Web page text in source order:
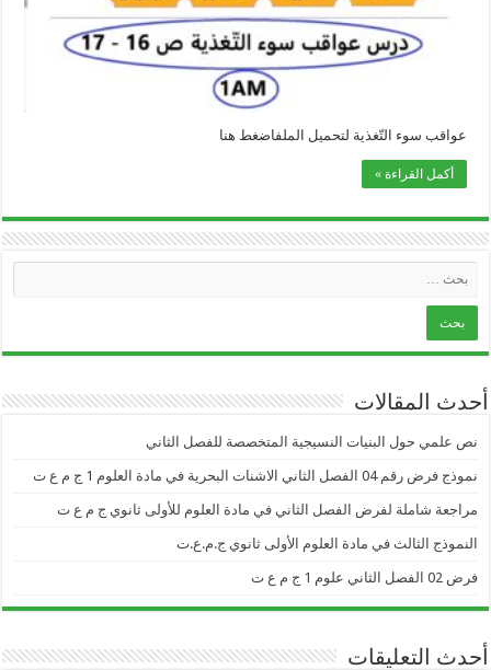
عواقب سوء التّغذية لتحميل الملفاضغط هنا
أكمل القراءة »
أحدث المقالات
نص علمي حول البنيات النسيجية المتخصصة للفصل الثاني
نموذج فرض رقم 04 الفصل الثاني الاشنات البحرية في مادة العلوم 1 ج م ع ت
مراجعة شاملة لفرض الفصل الثاني في مادة العلوم للأولى ثانوي ج م ع ت
النموذج الثالث في مادة العلوم الأولى ثانوي ج.م.ع.ت
فرض 02 الفصل الثاني علوم 1 ج م ع ت
أحدث التعليقات